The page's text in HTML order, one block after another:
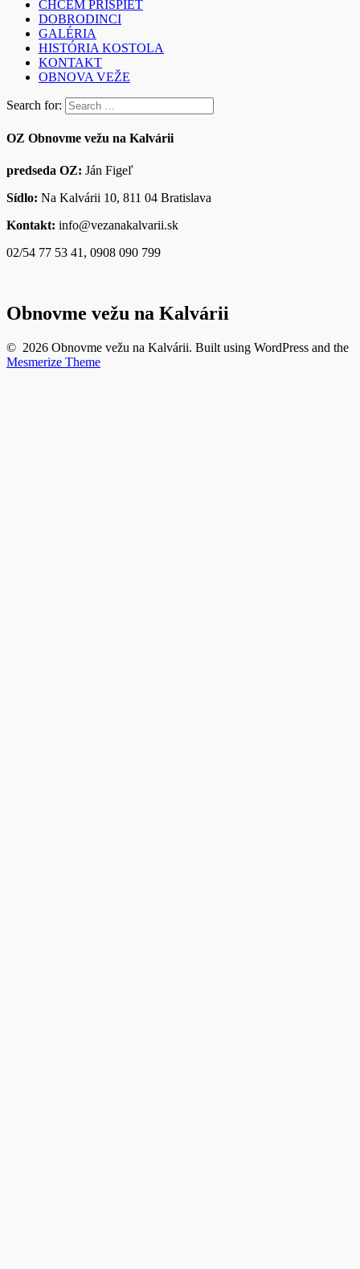
CHCEM PRISPIEŤ
DOBRODINCI
GALÉRIA
HISTÓRIA KOSTOLA
KONTAKT
OBNOVA VEŽE
Search for:
OZ Obnovme vežu na Kalvárii
predseda OZ: Ján Figeľ
Sídlo: Na Kalvárii 10, 811 04 Bratislava
Kontakt: info@vezanakalvarii.sk
02/54 77 53 41, 0908 090 799
Obnovme vežu na Kalvárii
© 2026 Obnovme vežu na Kalvárii. Built using WordPress and the
Mesmerize Theme